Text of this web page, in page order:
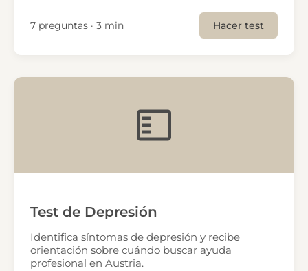
7 preguntas · 3 min Hacer test
Test de Depresión
Identifica síntomas de depresión y recibe
orientación sobre cuándo buscar ayuda
profesional en Austria.